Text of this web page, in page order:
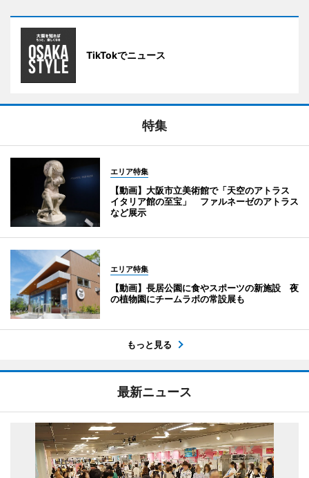
TikTokでニュース
特集
エリア特集
【動画】大阪市立美術館で「天空のアトラス
イタリア館の至宝」 ファルネーゼのアトラス
など展示
エリア特集
【動画】長居公園に食やスポーツの新施設 夜
の植物園にチームラボの常設展も
もっと見る
最新ニュース